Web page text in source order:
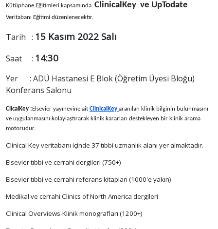
Kütüphane Eğitimleri kapsamında ClinicalKey ve UpTodate
Veritabanı Eğitimi düzenlenecektir.
Tarih : 15 Kasım 2022 Salı
Saat : 14:30
Yer : ADÜ Hastanesi E Blok (Öğretim Üyesi Bloğu)
Konferans Salonu
ClicalKey :Elsevier yayınevine ait ClinicalKey aranılan klinik bilginin bulunmasını
ve uygulanmasını kolaylaştırarak klinik kararları destekleyen bir klinik arama
motorudur.
Clinical Keyveritabanı içinde 37 tıbbi uzmanlık alanı yer almaktadır.
Elsevier tıbbi ve cerrahi dergileri (750+)
Elsevier tıbbi ve cerrahi referans kitapları (1000'e yakın)
Medikal ve cerrahi Clinics of North America dergileri
Clinical Overviews-Klinik monografları (1200+)